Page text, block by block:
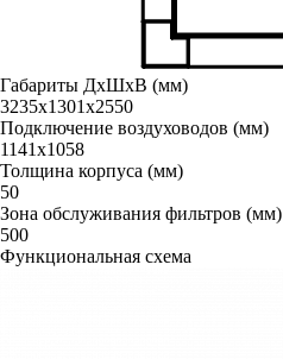
Габариты ДxШxВ (мм)
3235х1301х2550
Подключение воздуховодов (мм)
1141x1058
Толщина корпуса (мм)
50
Зона обслуживания фильтров (мм)
500
Функциональная схема